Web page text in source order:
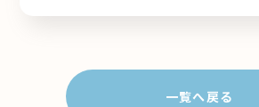
一覧へ戻る